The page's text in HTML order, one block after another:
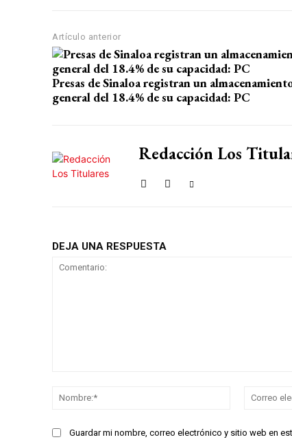
p
p
o
k
Artículo anterior
Presas de Sinaloa registran un
general del 18.4% de su capacidad: PC
Redacción Los
DEJA UNA RESPUESTA
Nombre:*
Guardar mi nombre, correo electrónico y sitio web en